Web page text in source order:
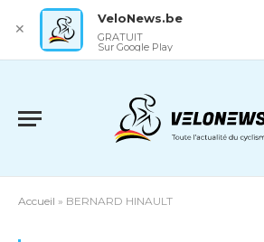
Accueil » BERNARD HINAULT
✕
VeloNews.be
GRATUIT
Sur Google Play